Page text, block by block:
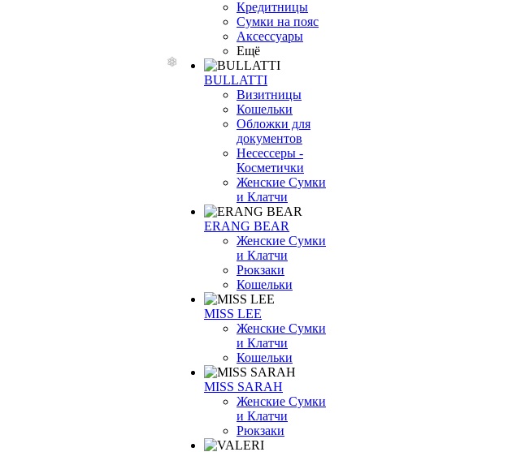
Кредитницы
Сумки на пояс
Аксессуары
Ещё
BULLATTI
Визитницы
Кошельки
Обложки для
документов
Несессеры -
Косметички
Женские Сумки
и Клатчи
ERANG BEAR
Женские Сумки
и Клатчи
Рюкзаки
Кошельки
MISS LEE
Женские Сумки
и Клатчи
Кошельки
MISS SARAH
Женские Сумки
и Клатчи
Рюкзаки